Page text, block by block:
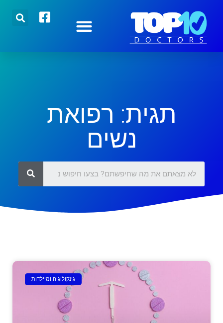
תגית: רפואת
נשים
גינקולוגיה ומיילדות